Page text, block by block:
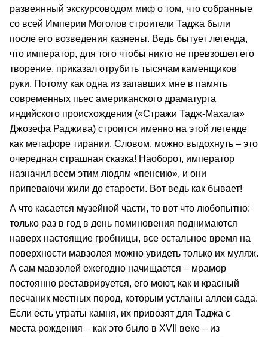
развеянный экскурсоводом миф о том, что собранные
со всей Империи Моголов строители Таджа были
после его возведения казнены. Ведь бытует легенда,
что император, для того чтобы никто не превзошел его
творение, приказал отрубить тысячам каменщиков
руки. Потому как одна из запавших мне в память
современных пьес американского драматурга
индийского происхождения («Стражи Тадж-Махала»
Джозефа Раджива) строится именно на этой легенде
как метафоре тирании. Словом, можно выдохнуть – это
очередная страшная сказка! Наоборот, император
назначил всем этим людям «пенсию», и они
припеваючи жили до старости. Вот ведь как бывает!
А что касается музейной части, то вот что любопытно:
только раз в год в день поминовения поднимаются
наверх настоящие гробницы, все остальное время на
поверхности мавзолея можно увидеть только их муляж.
А сам мавзолей ежегодно начищается – мрамор
постоянно реставрируется, его моют, как и красный
песчаник местных пород, которым устланы аллеи сада.
Если есть утраты камня, их привозят для Таджа с
места рождения – как это было в XVII веке – из